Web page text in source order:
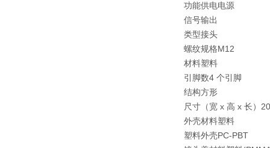
功能供电电源
信号输出
类型接头
螺纹规格M12
材料塑料
引脚数4 个引脚
结构方形
尺寸（宽 x 高 x 长）
外壳材料塑料
塑料外壳PC-PBT